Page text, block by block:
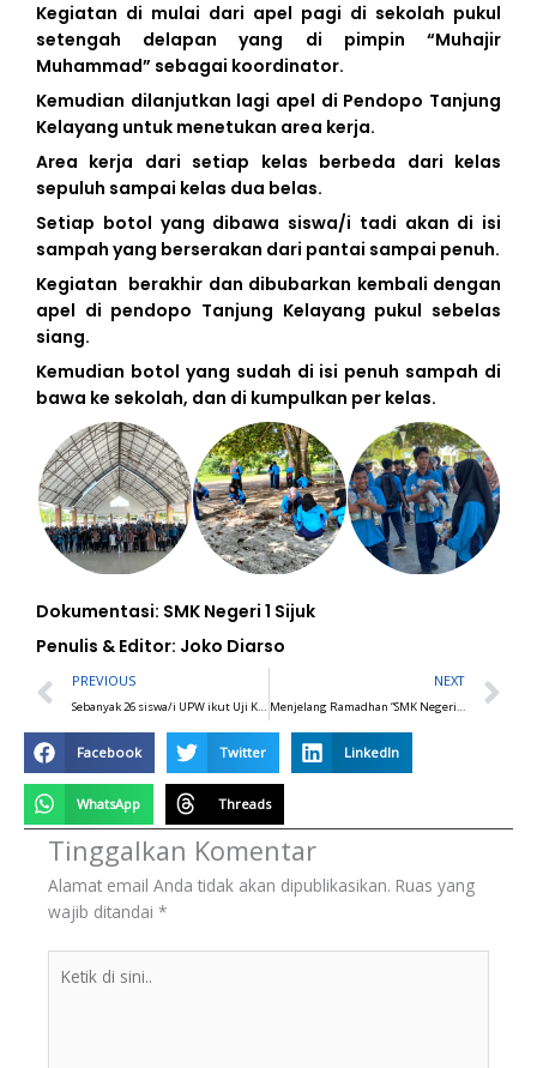
Kegiatan di mulai dari apel pagi di sekolah pukul
setengah delapan yang di pimpin “Muhajir
Muhammad” sebagai koordinator.
Kemudian dilanjutkan lagi apel di Pendopo Tanjung
Kelayang untuk menetukan area kerja.
Area kerja dari setiap kelas berbeda dari kelas
sepuluh sampai kelas dua belas.
Setiap botol yang dibawa siswa/i tadi akan di isi
sampah yang berserakan dari pantai sampai penuh.
Kegiatan berakhir dan dibubarkan kembali dengan
apel di pendopo Tanjung Kelayang pukul sebelas
siang.
Kemudian botol yang sudah di isi penuh sampah di
bawa ke sekolah, dan di kumpulkan per kelas.
Dokumentasi: SMK Negeri 1 Sijuk
Penulis & Editor: Joko Diarso
Prev
PREVIOUS
Sebanyak 26 siswa/i UPW ikut Uji Kompetensi Keahlian (UKK)
NEXT
Menjelang Ramadhan “SMK Negeri 1 Sijuk” Bersih-bersih di Masjid
Facebook Twitter LinkedIn
WhatsApp Threads
Tinggalkan Komentar
Alamat email Anda tidak akan dipublikasikan. Ruas yang
wajib ditandai *
BERITA